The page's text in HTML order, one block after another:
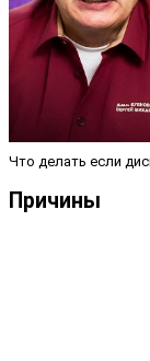
Что делать если
Причины